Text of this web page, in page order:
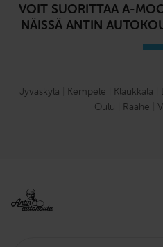
VOIT SUORITTAA A-
NÄISSÄ ANTIN
Jyväskylä Kempele Klaukkala
Oulu
Raahe